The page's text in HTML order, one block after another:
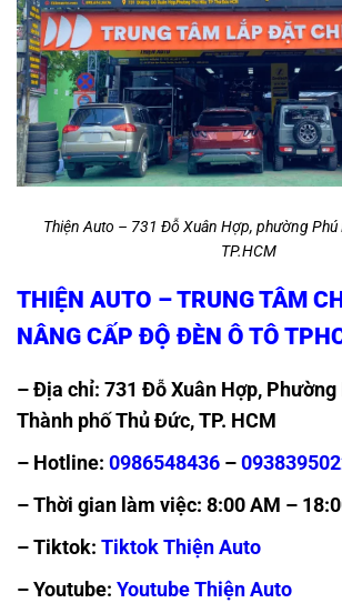
Thiện Auto – 731 Đỗ Xuân Hợp, phường Phú
TP.HCM
THIỆN AUTO – TRUNG TÂM
NÂNG CẤP ĐỘ ĐÈN Ô TÔ
– Địa chỉ: 731 Đỗ Xuân Hợp, Phường
Thành phố Thủ Đức, TP. HCM
– Hotline: 0986548436 –
– Thời gian làm việc: 8:00 AM –
– Tiktok: Tiktok Thiện Auto
– Youtube: Youtube Thiện Auto